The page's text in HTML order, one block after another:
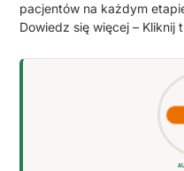
pacjentów na każdym
Dowiedz się więcej – Kliknij